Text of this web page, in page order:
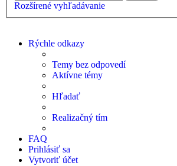
Rozšírené vyhľadávanie
Rýchle odkazy
Temy bez odpovedí
Aktívne témy
Hľadať
Realizačný tím
FAQ
Prihlásiť sa
Vytvoriť účet